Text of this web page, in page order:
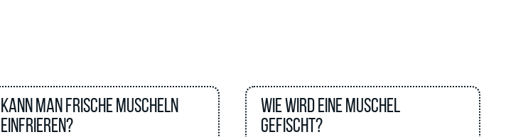
Kann man frische Muscheln
einfrieren?
Wie wird eine Muschel
gefischt?